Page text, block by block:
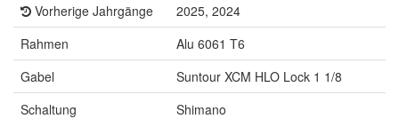
Vorherige Jahrgänge
2025, 2024
Rahmen
Alu 6061 T6
Gabel
Suntour XCM HLO Lock 1 1/8
Schaltung
Shimano